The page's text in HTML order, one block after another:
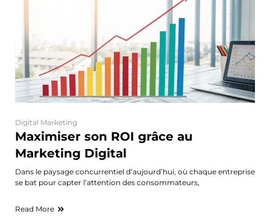
Digital Marketing
Maximiser son ROI grâce au
Marketing Digital
Dans le paysage concurrentiel d’aujourd’hui, où chaque entreprise
se bat pour capter l’attention des consommateurs,
Read More